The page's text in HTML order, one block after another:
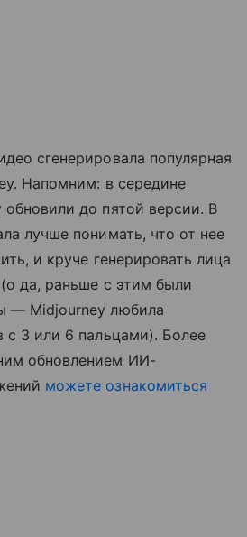
сгенерировала популярная
Напомним: в середине
обновили до пятой версии. В
лучше понимать, что от нее
и круче генерировать лица
да, раньше с этим были
— Midjourney любила
с 3 или 6 пальцами). Более
обновлением ИИ-
можете ознакомиться